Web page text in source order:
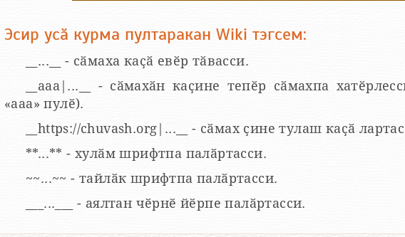
Эсир усӑ курма пултаракан Wiki тэгсем:
__...__ - сӑмаха каҫӑ евӗр тӑвасси.
__aaa|...__ - сӑмахӑн каҫине тепӗр сӑмахпа
«ааа» пулӗ).
__https://chuvash.org|...__ - сӑмах ҫине тулаш каҫӑ
**...** - хулӑм шрифтпа палӑртасси.
~~...~~ - тайлӑк шрифтпа палӑртасси.
___...___ - аялтан чӗрнӗ йӗрпе палӑртасси.